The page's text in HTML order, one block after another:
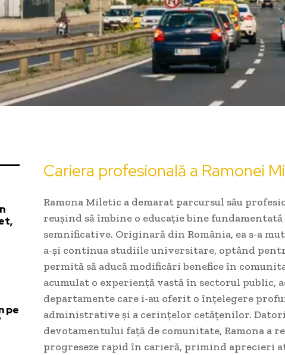
pe
Cariera profesională a Ramonei
Ramona Miletic a demarat parcursul său
reușind să îmbine o educație bine
semnificative. Originară din România, ea s-a
a-și continua studiile universitare, optând
permită să aducă modificări benefice în
acumulat o experiență vastă în sectorul public,
departamente care i-au oferit o înțelegere
administrative și a cerințelor cetățenilor.
devotamentului față de comunitate, Ramona a
progreseze rapid în carieră, primind aprecieri